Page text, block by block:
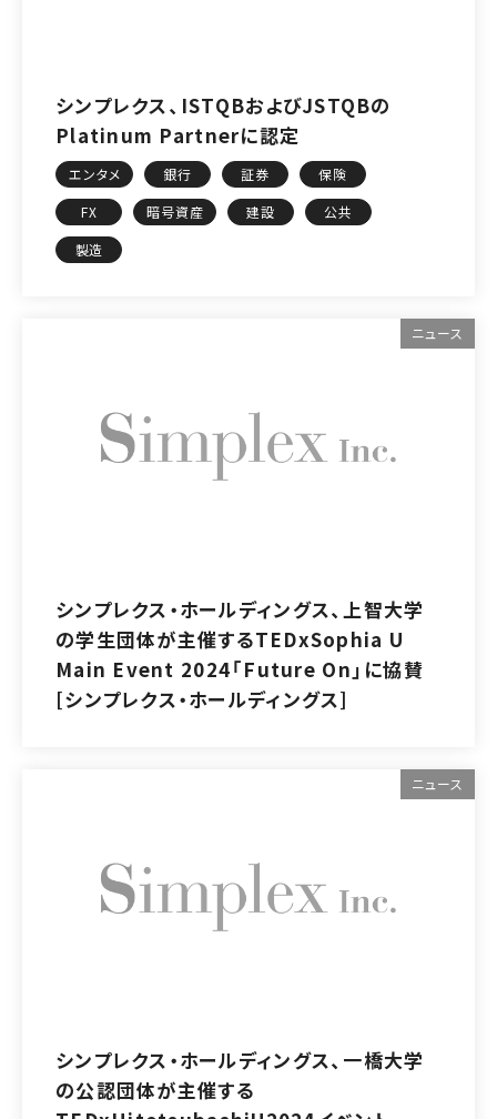
シンプレクス、ISTQBおよびJSTQBの
Platinum Partnerに認定
エンタメ 銀行 証券
保険
FX
暗号資産 建設
公共
製造
ニュース
シンプレクス・ホールディングス、上智大学
の学生団体が主催するTEDxSophia U
Main Event 2024「Future On」に協賛
[シンプレクス・ホールディングス]
ニュース
シンプレクス・ホールディングス、一橋大学
の公認団体が主催する